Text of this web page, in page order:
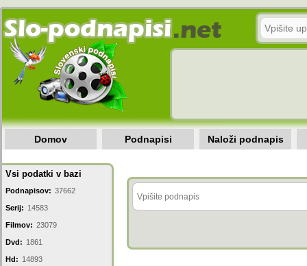
Domov Podnapisi Naloži podnapis
Vsi podatki v bazi
Podnapisov: 37662
Serij: 14583
Filmov: 23079
Dvd: 1861
Hd: 14893